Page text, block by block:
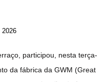
2026
participou, nesta terça-
da fábrica da GWM (Great